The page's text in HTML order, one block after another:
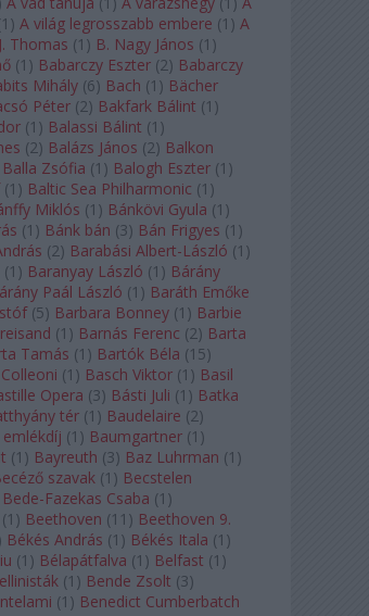
1 ) A világ legrosszabb embere (1 ) A
Thomas (1 ) B. Nagy János (1 )
(1 ) Babarczy Eszter (2) Babarczy
Mihály (6) Bach (1 ) Bächer
Péter (2) Bakfark Bálint (1 )
(1 ) Balassi Bálint (1 )
(2) Balázs János (2) Balkon
Balla Zsófia (1 ) Balogh Eszter (1 )
(1 ) Baltic Sea Philharmonic (1 )
Miklós (1 ) Bánkövi Gyula (1 )
(1 ) Bánk bán (3) Bán Frigyes (1 )
(2) Barabási Albert-László (1 )
(1 ) Baranyay László (1 ) Bárány
Paál László (1 ) Baráth Emőke
(5) Barbara Bonney (1 ) Barbie
(1 ) Barnás Ferenc (2) Barta
Tamás (1 ) Bartók Béla (15)
(1 ) Basch Viktor (1 ) Basil
Opera (3) Básti Juli (1 ) Batka
tér (1 ) Baudelaire (2)
(1 ) Baumgartner (1 )
(1 ) Bayreuth (3) Baz Luhrman (1 )
szavak (1 ) Becstelen
Bede-Fazekas Csaba (1 )
(1 ) Beethoven (11 ) Beethoven 9.
Békés András (1 ) Békés Itala (1 )
(1 ) Bélapátfalva (1 ) Belfast (1 )
(1 ) Bende Zsolt (3)
(1 ) Benedict Cumberbatch